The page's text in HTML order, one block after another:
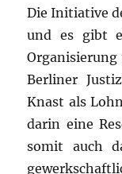
Die Initiative
und es gibt
Organisierung
Berliner
Knast als
darin eine
somit auch